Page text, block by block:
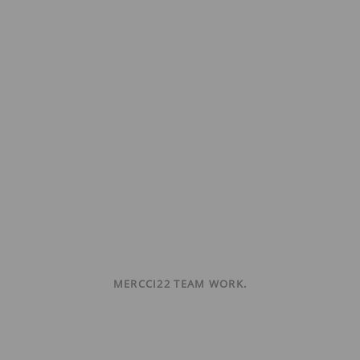
MERCCI22 TEAM WORK.